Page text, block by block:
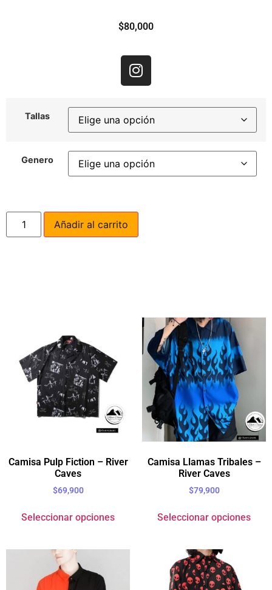
$80,000
Tallas
Genero
Añadir al carrito
Camisa Pulp Fiction – River
Caves
$69,900
Seleccionar opciones
Camisa Llamas Tribales –
River Caves
$79,900
Seleccionar opciones